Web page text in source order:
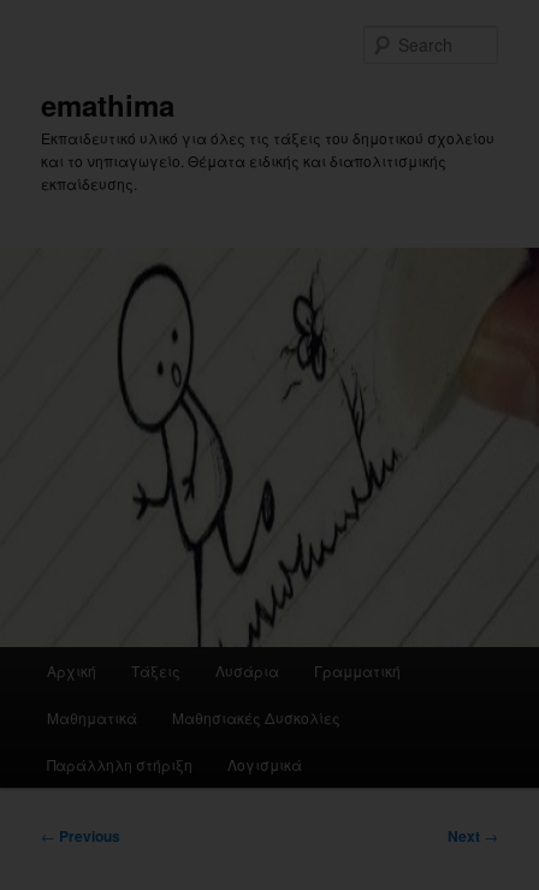
emathima
Εκπαιδευτικό υλικό για όλες τις τάξεις του δημοτικού σχολείου
και το νηπιαγωγείο. Θέματα ειδικής και διαπολιτισμικής
εκπαίδευσης.
Αρχική Τάξεις Λυσάρια Γραμματική
Μαθηματικά Μαθησιακές Δυσκολίες
Παράλληλη στήριξη Λογισμικά
Post
← Previous Next →